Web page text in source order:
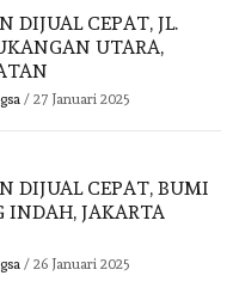
DIJUAL CEPAT, JL.
UTARA,
/ 27 Januari 2025
DIJUAL CEPAT, BUMI
INDAH, JAKARTA
/ 26 Januari 2025